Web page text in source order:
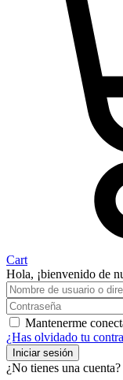
Cart
Hola, ¡bienvenido de
Mantenerme
¿Has olvidado tu
Iniciar sesión
¿No tienes una cuenta?